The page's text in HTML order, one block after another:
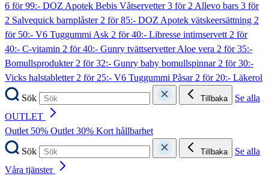
6 för 99:- DOZ Apotek Bebis Våtservetter3 för 2 Allevo bars 3 för
2 Salvequick barnplåster2 för 85:- DOZ Apotek vätskeersättning 2
för 50:- V6 Tuggummi Ask 2 för 40:- Libresse intimservett2 för
40:- C-vitamin 2 för 40:- Gunry tvättservetter Aloe vera 2 för 35:-
Bomullsprodukter2 för 32:- Gunry baby bomullspinnar2 för 30:-
Vicks halstabletter2 för 25:- V6 Tuggummi Påsar2 för 20:- Läkerol
Sök
Tillbaka
Se alla
OUTLET
Outlet 50% Outlet 30% Kort hållbarhet
Sök
Tillbaka
Se alla
Våra tjänster